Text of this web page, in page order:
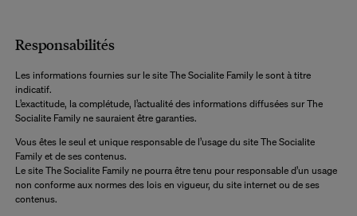
Responsabilités
Les informations fournies sur le site The Socialite Family le sont à titre
indicatif.
L’exactitude, la complétude, l’actualité des informations diffusées sur The
Socialite Family ne sauraient être garanties.
Vous êtes le seul et unique responsable de l’usage du site The Socialite
Family et de ses contenus.
Le site The Socialite Family ne pourra être tenu pour responsable d’un usage
non conforme aux normes des lois en vigueur, du site internet ou de ses
contenus.